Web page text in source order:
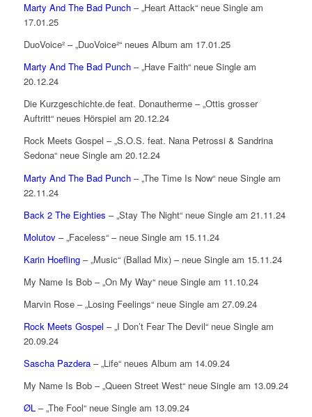
Marty And The Bad Punch– „Heart Attack“ neue Single am
17.01.25
DuoVoice² – „DuoVoice²“ neues Album am 17.01.25
Marty And The Bad Punch– „Have Faith“ neue Single am
20.12.24
Die Kurzgeschichte.de feat. Donautherme – „Ottis grosser
Auftritt“ neues Hörspiel am 20.12.24
Rock Meets Gospel – „S.O.S. feat. Nana Petrossi & Sandrina
Sedona“ neue Single am 20.12.24
Marty And The Bad Punch– „The Time Is Now“ neue Single am
22.11.24
Back 2 The Eighties – „Stay The Night“ neue Single am 21.11.24
Molutov – „Faceless“ – neue Single am 15.11.24
Karin Hoefling– „Music“ (Ballad Mix) – neue Single am 15.11.24
My Name Is Bob – „On My Way“ neue Single am 11.10.24
Marvin Rose – „Losing Feelings“ neue Single am 27.09.24
Rock Meets Gospel – „I Don’t Fear The Devil“ neue Single am
20.09.24
Sascha Pazdera– „Life“ neues Album am 14.09.24
My Name Is Bob – „Queen Street West“ neue Single am 13.09.24
ØL– „The Fool“ neue Single am 13.09.24